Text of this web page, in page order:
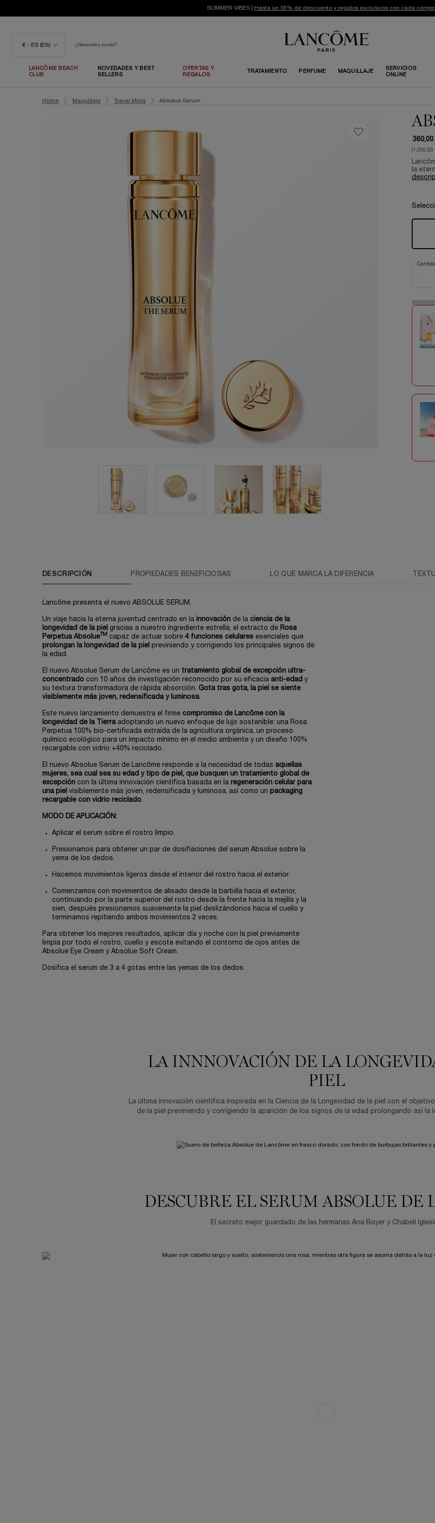
SUMMER VIBES | Hasta un 35% de descuento y regalos exclusivos con cada
€ - ES (ES) ¿Necesitas ayuda?
LANCÔME BEACH
CLUB
NOVEDADES Y BEST
SELLERS
OFERTAS Y
REGALOS
TRATAMIENTO PERFUME MAQUILLAJE
SERVICIOS
ONLINE
Home
Maquillaje Travel Minis Absolue Serum
360,00
(1.200,00
la
DESCRIPCIÓN PROPIEDADES BENEFICIOSAS LO QUE MARCA LA DIFERENCIA
Lancôme presenta el nuevo ABSOLUE SERUM.
Un viaje hacia la eterna juventud centrado en la innovación de la ciencia de la
longevidad de la piel
gracias a nuestro ingrediente estrella, el extracto de Rosa
Perpetua Absolue TM capaz de actuar sobre 4 funciones celulares esenciales que
prolongan la longevidad de la piel previniendo y corrigiendo los principales signos de
la edad.
El nuevo Absolue Serum de Lancôme es un tratamiento global de excepción ultra-
concentrado con 10 años de investigación reconocido por su eficacia anti-edad y
su textura transformadora de rápida absorción. Gota tras gota, la piel se siente
visiblemente más joven, redensificada y luminosa.
Este nuevo lanzamiento demuestra el firme compromiso de Lancôme con la
longevidad de la Tierraadoptando un nuevo enfoque de lujo sostenible: una Rosa
Perpetua 100% bio-certificada extraída de la agricultura orgánica, un proceso
químico ecológico para un impacto mínimo en el medio ambiente y un diseño 100%
recargable con vidrio +40% reciclado.
El nuevo Absolue Serum de Lancôme responde a la necesidad de todas aquellas
mujeres, sea cual sea su edad y tipo de piel, que busquen un tratamiento global de
excepción con la última innovación científica basada en la regeneración celular para
una piel visiblemente más joven, redensificada y luminosa, así como un packaging
recargable con vidrio reciclado
MODO DE APLICACIÓN:
Aplicar el serum sobre el rostro limpio.
Presionamos para obtener un par de dosifiaciones del serum Absolue sobre la
yema de los dedos.
Hacemos movimientos ligeros desde el interior del rostro hacia el exterior.
Comenzamos con movimientos de alisado desde la barbilla hacia el exterior,
continuando por la parte superior del rostro desde la frente hacia la mejilla y la
sien, después presionamos suavemente la piel deslizándonos hacia el cuello y
terminamos repitiendo ambos movimientos 2 veces.
Para obtener los mejores resultados, aplicar día y noche con la piel previamente
limpia por todo el rostro, cuello y escote evitando el contorno de ojos antes de
Absolue Eye Cream y Absolue Soft Cream.
Dosifica el serum de 3 a 4 gotas entre las yemas de los dedos.
LA INNNOVACIÓN DE LA
PIEL
La última innovación científica inspirada en la Ciencia de la Longevidad de la piel con el
de la piel previniendo y corrigiendo la aparición de los signos de la edad prolongando así la
DESCUBRE EL SERUM ABSOLUE DE
El secreto mejor guardado de las hermanas Ana Boyer y Chabeli